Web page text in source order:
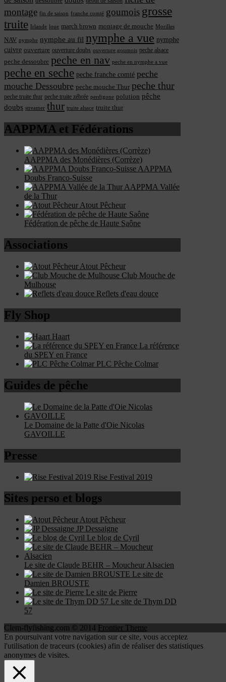
montage fin de saison franche comté goumois grosse
truite
Irlande loue march brown montage de mouche Morilles
NAV nymphe nymphe au fil nymphe a vue nymphe
cuivre ouverture ouverture doubs ouverture goumois peche alsace
peche dessoubre peche en nav peche en nymphe a vue
peche en seche peche franche comté peche
mouche Dessoubre peche mouche Thur peche thur
peche truite thur peche truite zébrée perdigone polution pêche
doubs streamer thur truite alsace truite thur
AAPPMA et Fédérations
AAPPMA des Monédières (Corrèze)
AAPPMA
Doubs Franco-Suisse
AAPPMA Vallée
de la Thur
Atout Pêcheur
Fédération de pêche de Haute Saône
Associations
Atout Pêcheur
Club Mouche de
Mulhouse
Reflets d'eau douce
Fly Shop
Haart
La référence
du SPEY en France
PLC Pêche Colmar
Guides de pêche
Le Domaine de la Patte d'Oie Nicolas
GAVOILLE
Presse
Rise Festival 2019
Sites perso et blogs
Atout Pêcheur
JP Dessaigne
Le blog de Cyril
Le site de Claude BEHR – Moucheur Alsacien
Le site de
Damien BROUSTE
Le site de Pierre
Le site de Thym DD
57
Clem-flyfishing.com © 2014 Frontier Theme
En poursuivant votre navigation sur ce site, vous acceptez
l'utilisation de traceurs (cookies) afin de réaliser des statistiques
anonymes de visites.